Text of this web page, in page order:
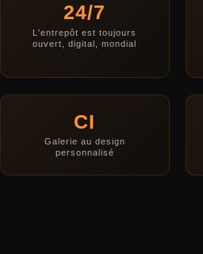
24/7
L'entrepôt est toujours
ouvert, digital, mondial
CI
Galerie au design
personnalisé